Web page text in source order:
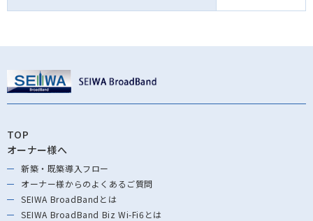
TOP
オーナー様へ
新築・既築導⼊フロー
オーナー様からのよくあるご質問
SEIWA BroadBandとは
SEIWA BroadBand Biz Wi-Fi6とは